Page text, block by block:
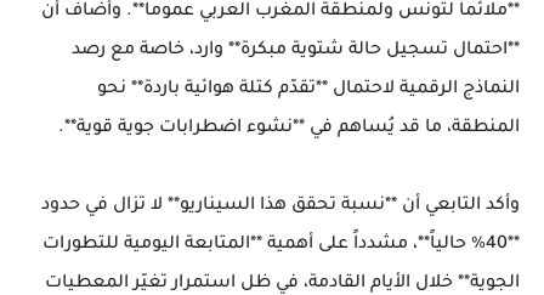
**ملائماً لتونس ولمنطقة المغرب العربي عموماً**. وأضاف أن
**احتمال تسجيل حالة شتوية مبكرة** وارد، خاصة مع رصد
النماذج الرقمية لاحتمال **تقدّم كتلة هوائية باردة** نحو
المنطقة، ما قد يُساهم في **نشوء اضطرابات جوية قوية**.
وأكد التابعي أن **نسبة تحقق هذا السيناريو** لا تزال في حدود
**40% حالياً**، مشدداً على أهمية **المتابعة اليومية للتطورات
الجوية** خلال الأيام القادمة، في ظل استمرار تغيّر المعطيات